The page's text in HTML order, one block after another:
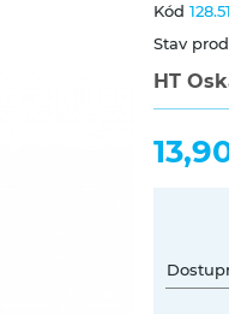
Kód 128.51
Stav
HT